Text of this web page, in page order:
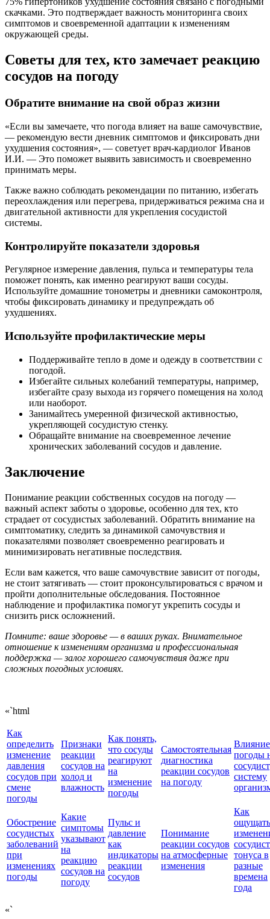
скачками. Это подтверждает важность мониторинга своих
симптомов и своевременной адаптации к изменениям
окружающей среды.
Советы для тех, кто замечает реакцию
сосудов на погоду
Обратите внимание на свой образ жизни
«Если вы замечаете, что погода влияет на ваше самочувствие,
— рекомендую вести дневник симптомов и фиксировать дни
ухудшения состояния», — советует врач-кардиолог Иванов
И.И. — Это поможет выявить зависимость и своевременно
принимать меры.
Также важно соблюдать рекомендации по питанию, избегать
переохлаждения или перегрева, придерживаться режима сна и
двигательной активности для укрепления сосудистой
системы.
Контролируйте показатели здоровья
Регулярное измерение давления, пульса и температуры тела
поможет понять, как именно реагируют ваши сосуды.
Используйте домашние тонометры и дневники самоконтроля,
чтобы фиксировать динамику и предупреждать об
ухудшениях.
Используйте профилактические меры
Поддерживайте тепло в доме и одежду в соответствии с
погодой.
Избегайте сильных колебаний температуры, например,
избегайте сразу выхода из горячего помещения на холод
или наоборот.
Занимайтесь умеренной физической активностью,
укрепляющей сосудистую стенку.
Обращайте внимание на своевременное лечение
хронических заболеваний сосудов и давление.
Заключение
Понимание реакции собственных сосудов на погоду —
важный аспект заботы о здоровье, особенно для тех, кто
страдает от сосудистых заболеваний. Обратить внимание на
симптоматику, следить за динамикой самочувствия и
показателями позволяет своевременно реагировать и
минимизировать негативные последствия.
Если вам кажется, что ваше самочувствие зависит от погоды,
не стоит затягивать — стоит проконсультироваться с врачом и
пройти дополнительные обследования. Постоянное
наблюдение и профилактика помогут укрепить сосуды и
снизить риск осложнений.
Помните: ваше здоровье — в ваших руках. Внимательное
отношение к изменениям организма и профессиональная
поддержка — залог хорошего самочувствия даже при
сложных погодных условиях.
«`html
Как
определить
изменение
давления
сосудов при
смене
погоды
Признаки
реакции
сосудов на
холод и
влажность
Как понять,
что сосуды
реагируют
на
изменение
погоды
Самостоятельная
диагностика
реакции сосудов
на погоду
Влияние
погоды
систему
Обострение
сосудистых
заболеваний
при
изменениях
погоды
Какие
симптомы
указывают
на
реакцию
сосудов на
погоду
Пульс и
давление
как
индикаторы
реакции
сосудов
Понимание
реакции сосудов
на атмосферные
изменения
Как
ощущать
тонуса в
разные
времена
года
«`